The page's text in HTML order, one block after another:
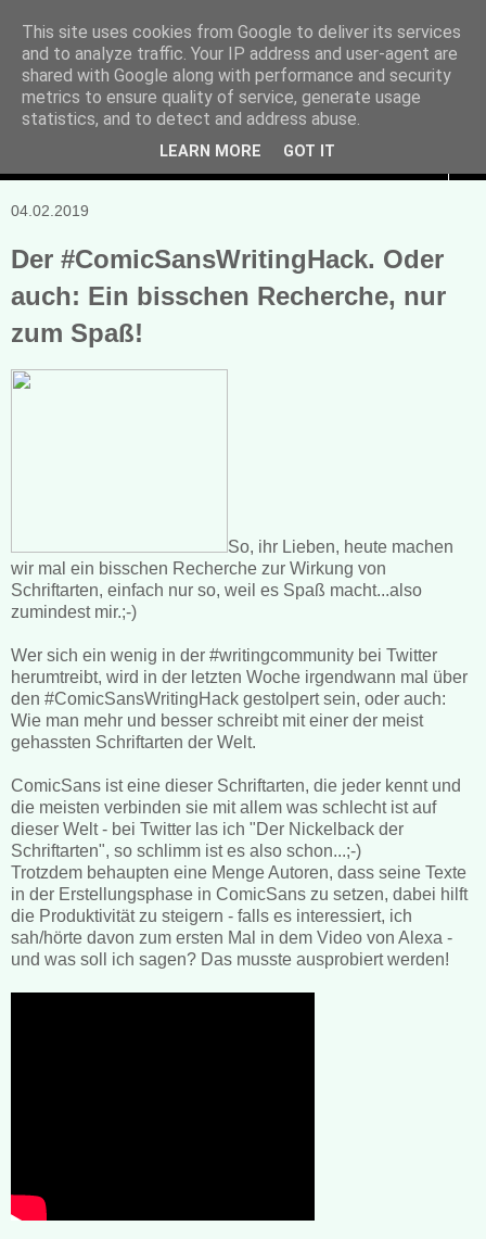
Manuela Sonntag
Bücher, Blogs & mehr
04.02.2019
Der #ComicSansWritingHack. Oder
auch: Ein bisschen Recherche, nur
zum Spaß!
So, ihr Lieben, heute machen
wir mal ein bisschen Recherche zur Wirkung von
Schriftarten, einfach nur so, weil es Spaß macht...also
zumindest mir.;-)
Wer sich ein wenig in der #writingcommunity bei Twitter
herumtreibt, wird in der letzten Woche irgendwann mal über
den #ComicSansWritingHack gestolpert sein, oder auch:
Wie man mehr und besser schreibt mit einer der meist
gehassten Schriftarten der Welt.
ComicSans ist eine dieser Schriftarten, die jeder kennt und
die meisten verbinden sie mit allem was schlecht ist auf
dieser Welt - bei Twitter las ich "Der Nickelback der
Schriftarten", so schlimm ist es also schon...;-)
Trotzdem behaupten eine Menge Autoren, dass seine Texte
in der Erstellungsphase in ComicSans zu setzen, dabei hilft
die Produktivität zu steigern - falls es interessiert, ich
sah/hörte davon zum ersten Mal in dem Video von Alexa -
und was soll ich sagen? Das musste ausprobiert werden!
This site uses cookies from Google to deliver its services
and to analyze traffic. Your IP address and user-agent are
shared with Google along with performance and security
metrics to ensure quality of service, generate usage
statistics, and to detect and address abuse.
LEARN MORE GOT IT